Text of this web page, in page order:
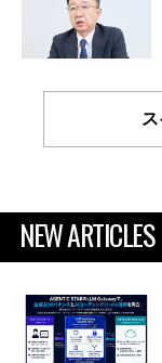
NEW ARTICLES